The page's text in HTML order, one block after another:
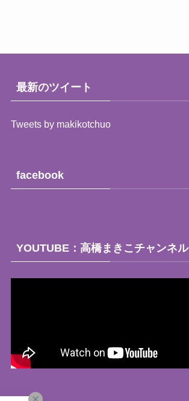
ー
（月
最新のツイート
Tweets by makikotchuo
facebook
YOUTUBE：高橋まきこチャンネル